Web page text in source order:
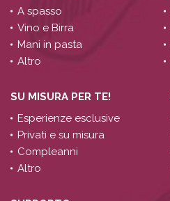
A spasso
Vino e Birra
Mani in pasta
Altro
SU MISURA PER TE!
Esperienze esclusive
Privati e su misura
Compleanni
Altro